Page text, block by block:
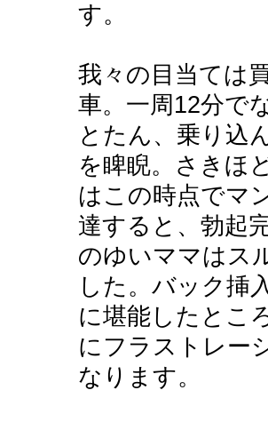
す。
我々の目当ては
車。一周12分で
とたん、乗り込
を睥睨。さきほ
はこの時点でマ
達すると、勃起
のゆいママはス
した。バック挿
に堪能したとこ
にフラストレー
なります。